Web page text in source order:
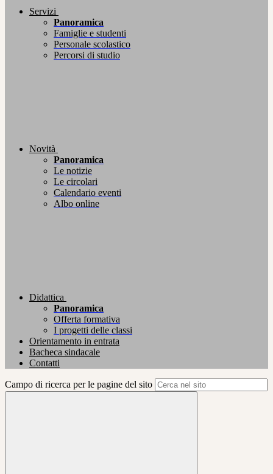
Servizi
Panoramica
Famiglie e studenti
Personale scolastico
Percorsi di studio
Novità
Panoramica
Le notizie
Le circolari
Calendario eventi
Albo online
Didattica
Panoramica
Offerta formativa
I progetti delle classi
Orientamento in entrata
Bacheca sindacale
Contatti
Campo di ricerca per le pagine del sito